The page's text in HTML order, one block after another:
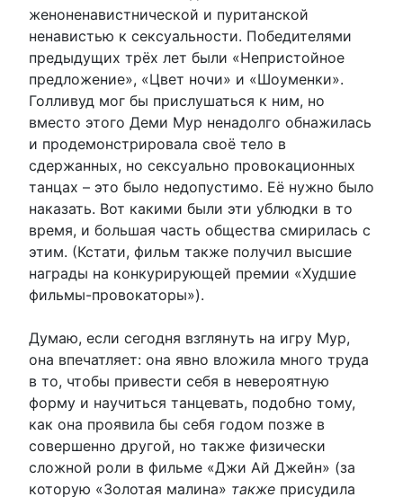
женоненавистнической и пуританской
ненавистью к сексуальности. Победителями
предыдущих трёх лет были «Непристойное
предложение», «Цвет ночи» и «Шоуменки».
Голливуд мог бы прислушаться к ним, но
вместо этого Деми Мур ненадолго обнажилась
и продемонстрировала своё тело в
сдержанных, но сексуально провокационных
танцах – это было недопустимо. Её нужно было
наказать. Вот какими были эти ублюдки в то
время, и большая часть общества смирилась с
этим. (Кстати, фильм также получил высшие
награды на конкурирующей премии «Худшие
фильмы-провокаторы»).
Думаю, если сегодня взглянуть на игру Мур,
она впечатляет: она явно вложила много труда
в то, чтобы привести себя в невероятную
форму и научиться танцевать, подобно тому,
как она проявила бы себя годом позже в
совершенно другой, но также физически
сложной роли в фильме «Джи Ай Джейн» (за
которую «Золотая малина» также присудила